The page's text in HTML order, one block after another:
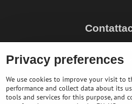
+436764858804
Privacy preferences
We use cookies to improve your visit to
performance and collect data about its
tools and services for this purpose, and